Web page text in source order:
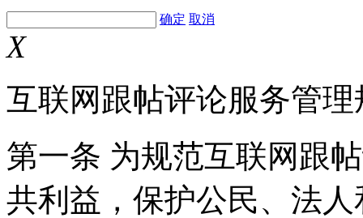
确定 取消
X
互联网跟帖评论服务管理
第一条 为规范互联网跟
共利益，保护公民、法